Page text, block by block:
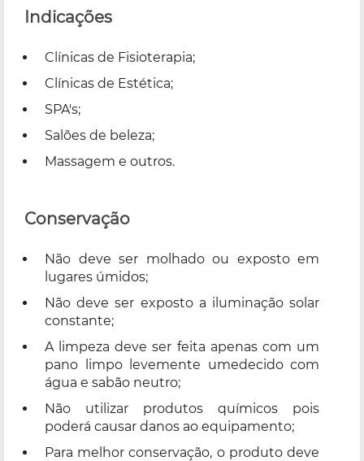
Indicações
Clínicas de Fisioterapia;
Clínicas de Estética;
SPA's;
Salões de beleza;
Massagem e outros.
Conservação
Não deve ser molhado ou exposto em
lugares úmidos;
Não deve ser exposto a iluminação solar
constante;
A limpeza deve ser feita apenas com um
pano limpo levemente umedecido com
água e sabão neutro;
Não utilizar produtos químicos pois
poderá causar danos ao equipamento;
Para melhor conservação, o produto deve